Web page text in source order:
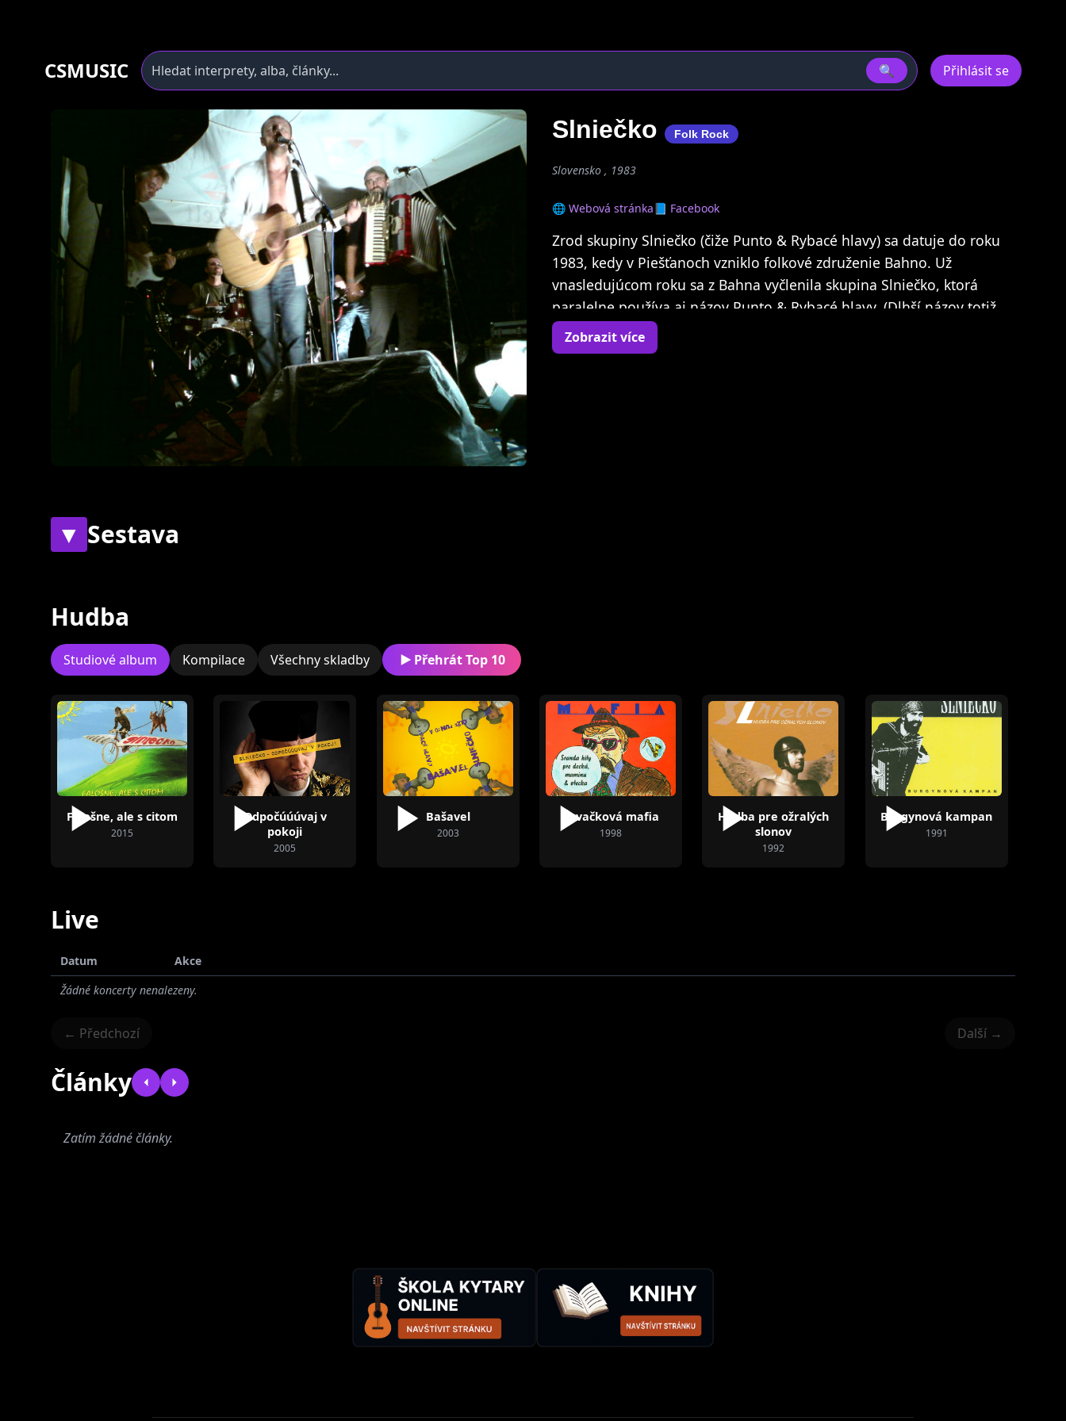
CSMUSIC 🔍 Přihlásit se
Slniečko Folk Rock
Slovensko , 1983
🌐 Webová stránka📘 Facebook
Zrod skupiny Slniečko (čiže Punto & Rybacé hlavy) sa datuje do roku
1983, kedy v Piešťanoch vzniklo folkové združenie Bahno. Už
vnasledujúcom roku sa z Bahna vyčlenila skupina Slniečko, ktorá
paralelne používa aj názov Punto & Rybacé hlavy. (Dlhší názov totiž
nikdy neprešiel vtedajšou schvaľovacou komisiou a tak sa skupina
kvôli prvému ročníku martinského Folkfóra začiatkom 80. rokov
Zobrazit více
▼ Sestava
Michal Urban Robert Gajdošík Ladislav Svitek Peter Remiš
Hudba
Studiové album Kompilace Všechny skladby Přehrát Top 10
Falošne, ale s citom
2015
Odpočúúúvaj v
pokoji
2005
Bašavel
2003
Žuvačková mafia
1998
Hudba pre ožralých
slonov
1992
Burgynová kampan
1991
Live
Datum
Akce
Žádné koncerty nenalezeny.
← Předchozí Další →
Články
Zatím žádné články.